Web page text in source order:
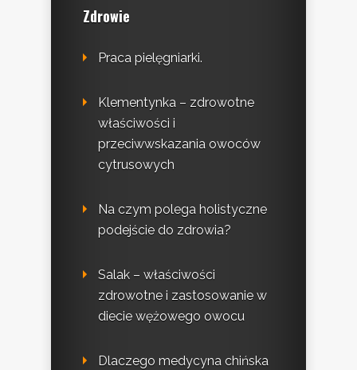
Zdrowie
Praca pielęgniarki.
Klementynka – zdrowotne
właściwości i
przeciwwskazania owoców
cytrusowych
Na czym polega holistyczne
podejście do zdrowia?
Salak – właściwości
zdrowotne i zastosowanie w
diecie wężowego owocu
Dlaczego medycyna chińska